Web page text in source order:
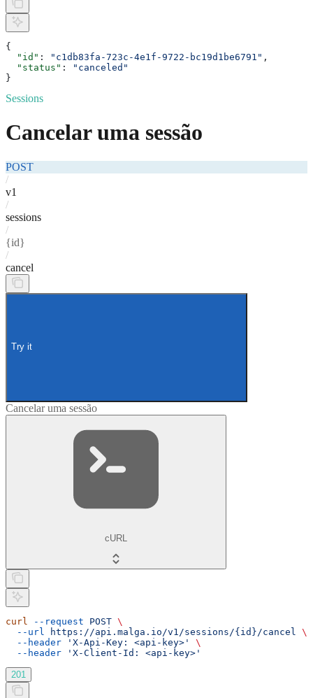
{
  "id"
: "c1db83fa-723c-4e1f-9722-bc19d1be6791" ,
  "status"
:
"canceled"
}
Sessions
Cancelar uma sessão
POST
/
v1
/
sessions
/
{id}
/
cancel
Try it
Cancelar uma sessão
cURL
curl --request POST \
  --url
https://api.malga.io/v1/sessions/{id}/cancel \
  --header
'X-Api-Key: <api-key>'
\
  --header
'X-Client-Id: <api-key>'
201